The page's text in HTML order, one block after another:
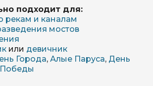
подходит для:
рекам и каналам
мостов
или девичник
Города, Алые Паруса, День